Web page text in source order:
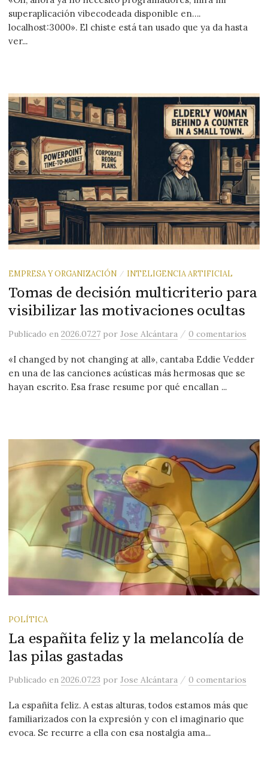
superaplicación vibecodeada disponible en….
localhost:3000». El chiste está tan usado que ya da hasta
ver...
EMPRESA Y ORGANIZACIÓN / INTELIGENCIA ARTIFICIAL
Tomas de decisión multicriterio para
visibilizar las motivaciones ocultas
Publicadoen2026.07.27 porJose Alcántara /0 comentarios
«I changed by not changing at all», cantaba Eddie Vedder
en una de las canciones acústicas más hermosas que se
hayan escrito. Esa frase resume por qué encallan ...
POLÍTICA
La españita feliz y la melancolía de
las pilas gastadas
Publicadoen2026.07.23 porJose Alcántara /0 comentarios
La españita feliz. A estas alturas, todos estamos más que
familiarizados con la expresión y con el imaginario que
evoca. Se recurre a ella con esa nostalgia ama...